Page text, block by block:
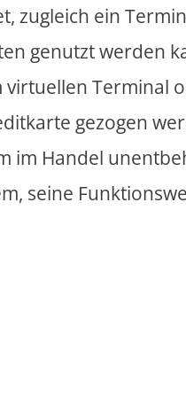
zugleich ein
genutzt werden
Terminal
gezogen
im Handel
seine